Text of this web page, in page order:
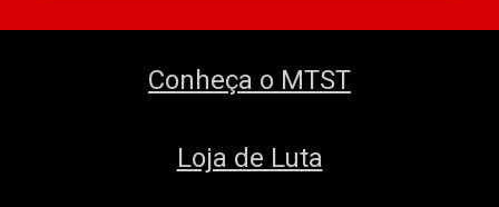
Conheça o MTST
Loja de Luta